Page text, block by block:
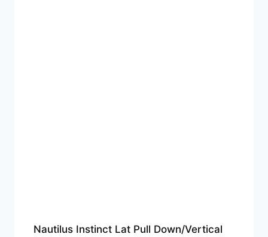
Nautilus Instinct Lat Pull Down/Vertical